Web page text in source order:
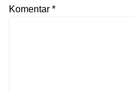
Komentar *